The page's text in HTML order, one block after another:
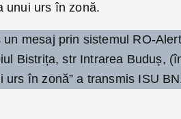
unui urs în zonă.
mesaj prin sistemul RO-
Bistrița, str Intrarea Buduș,
în zonă” a transmis ISU